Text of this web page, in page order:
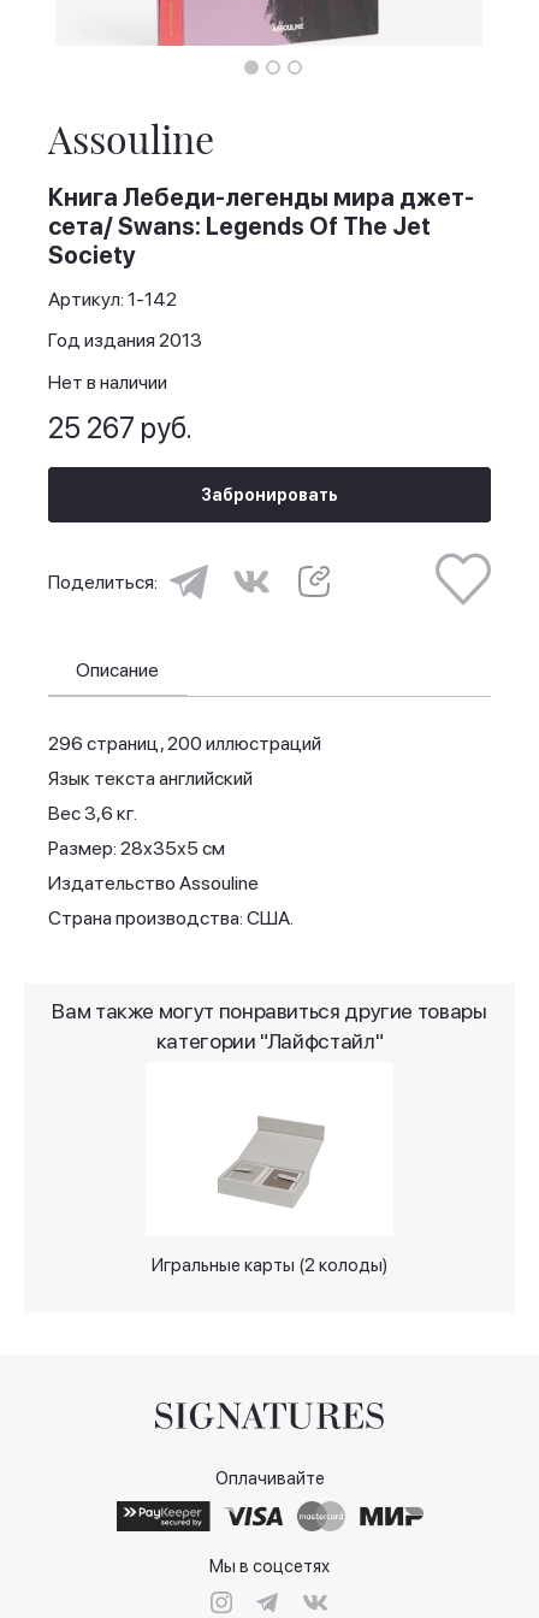
beginning
of
the
images
gallery
Assouline
Книга Лебеди-легенды мира джет-
сета/ Swans: Legends Of The Jet
Society
Артикул: 1-142
Год издания 2013
Нет в наличии
25 267 руб.
Забронировать
Поделиться:
Описание
296 страниц, 200 иллюстраций
Язык текста английский
Вес 3,6 кг.
Размер: 28х35х5 см
Издательство Assouline
Страна производства: США.
Вам также могут понравиться другие товары
категории "Лайфстайл"
Игральные карты (2 колоды)
Оплачивайте
Мы в соцсетях